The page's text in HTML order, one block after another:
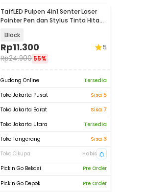
TaffLED Pulpen 4in1 Senter Laser
Pointer Pen dan Stylus Tinta Hitam
Black
Rp11.300
Rp24.900 55%
5
Gudang Online
Tersedia
Toko Jakarta Pusat
Sisa 5
Toko Jakarta Barat
Sisa 7
Toko Jakarta Utara
Tersedia
Toko Tangerang
Sisa 3
Toko Cikupa
Habis
Pick n Go Bekasi
Pre Order
Pick n Go Depok
Pre Order